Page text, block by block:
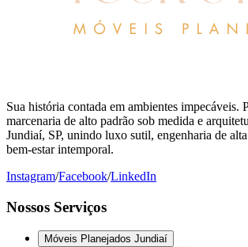
Sua história contada em ambientes impecáveis.
marcenaria de alto padrão sob medida e
Jundiaí, SP, unindo luxo sutil, engenharia de
bem-estar intemporal.
Instagram/Facebook/LinkedIn
Nossos Serviços
Móveis Planejados Jundiaí